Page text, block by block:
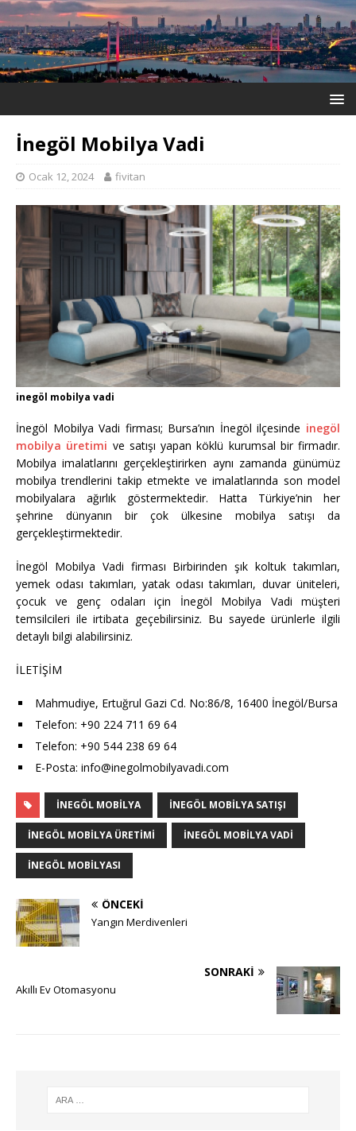
İnegöl Mobilya Vadi
Ocak 12, 2024 fivitan
inegöl mobilya vadi
İnegöl Mobilya Vadi firması; Bursa’nın İnegöl ilçesinde inegöl
mobilya üretimi ve satışı yapan köklü kurumsal bir firmadır.
Mobilya imalatlarını gerçekleştirirken aynı zamanda günümüz
mobilya trendlerini takip etmekte ve imalatlarında son model
mobilyalara ağırlık göstermektedir. Hatta Türkiye’nin her
şehrine dünyanın bir çok ülkesine mobilya satışı da
gerçekleştirmektedir.
İnegöl Mobilya Vadi firması Birbirinden şık koltuk takımları,
yemek odası takımları, yatak odası takımları, duvar üniteleri,
çocuk ve genç odaları için İnegöl Mobilya Vadi müşteri
temsilcileri ile irtibata geçebilirsiniz. Bu sayede ürünlerle ilgili
detaylı bilgi alabilirsiniz.
İLETİŞİM
Mahmudiye, Ertuğrul Gazi Cd. No:86/8, 16400 İnegöl/Bursa
Telefon: +90 224 711 69 64
Telefon: +90 544 238 69 64
E-Posta: info@inegolmobilyavadi.com
İNEGÖL MOBILYA INEGÖL MOBILYA SATIŞI
INEGÖL MOBILYA ÜRETIMI İNEGÖL MOBILYA VADI
INEGÖL MOBILYASI
ÖNCEKI
Yangın Merdivenleri
SONRAKI
Akıllı Ev Otomasyonu